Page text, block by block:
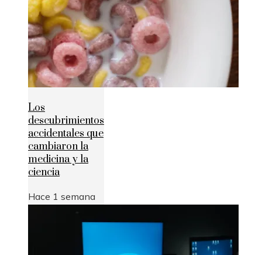
Los
descubrimientos
accidentales que
cambiaron la
medicina y la
ciencia
Hace 1 semana